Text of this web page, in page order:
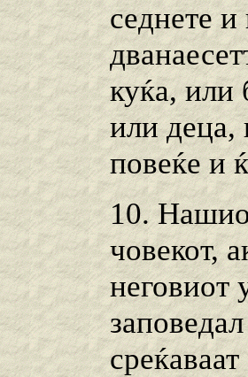
седнете и
куќа, или
или деца,
повеќе и
10.
човекот,
неговиот